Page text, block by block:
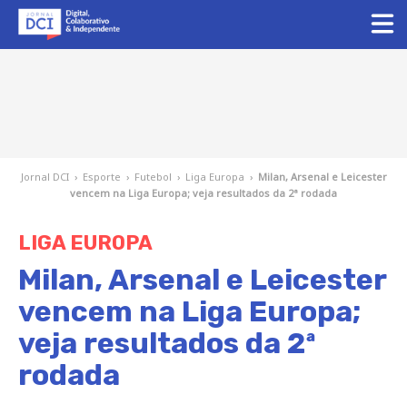
Jornal DCI › Esporte › Futebol › Liga Europa › Milan, Arsenal e Leicester
vencem na Liga Europa; veja resultados da 2ª rodada
LIGA EUROPA
Milan, Arsenal e Leicester
vencem na Liga Europa;
veja resultados da 2ª
rodada